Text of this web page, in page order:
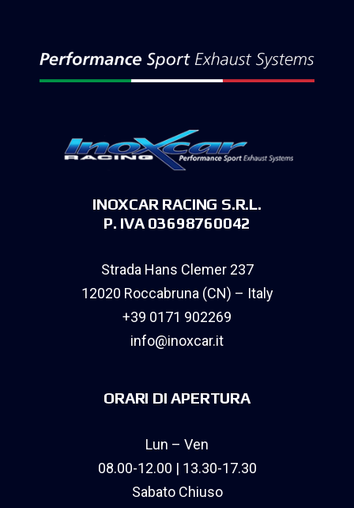
INOXCAR RACING S.R.L.
P. IVA 03698760042
Strada Hans Clemer 237
12020 Roccabruna (CN) – Italy
+39 0171 902269
info@inoxcar.it
ORARI DI APERTURA
Lun – Ven
08.00-12.00 | 13.30-17.30
Sabato Chiuso